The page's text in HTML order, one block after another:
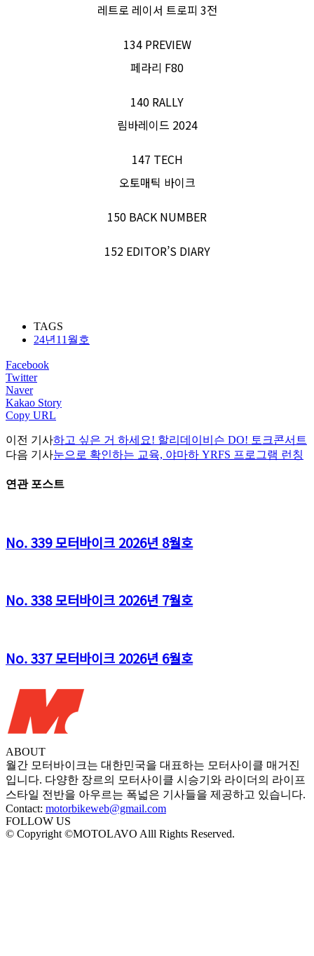
레트로 레이서 트로피 3전
134 PREVIEW
페라리 F80
140 RALLY
림바레이드 2024
147 TECH
오토매틱 바이크
150 BACK NUMBER
152 EDITOR’S DIARY
TAGS
24년11월호
Facebook
Twitter
Naver
Kakao Story
Copy URL
이전 기사하고 싶은 거 하세요! 할리데이비슨 DO! 토크콘서트
다음 기사눈으로 확인하는 교육, 야마하 YRFS 프로그램 런칭
연관 포스트
No. 339 모터바이크 2026년 8월호
No. 338 모터바이크 2026년 7월호
No. 337 모터바이크 2026년 6월호
ABOUT
월간 모터바이크는 대한민국을 대표하는 모터사이클 매거진
입니다. 다양한 장르의 모터사이클 시승기와 라이더의 라이프
스타일 전반을 아우르는 폭넓은 기사들을 제공하고 있습니다.
Contact: motorbikeweb@gmail.com
FOLLOW US
© Copyright ©MOTOLAVO Alll Rights Reserved.